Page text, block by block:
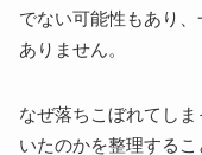
でない可能性もあり
ありません。
なぜ落ちこぼれてし
いたのかを整理する